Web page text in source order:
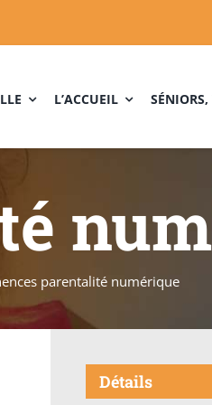
L’ACCUEIL
parentalité numérique
Détails